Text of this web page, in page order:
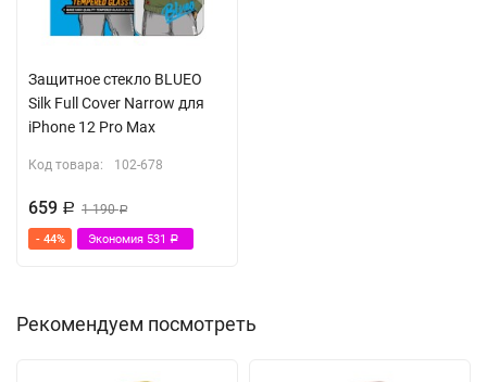
Защитное стекло BLUEO
Silk Full Cover Narrow для
iPhone 12 Pro Max
Код товара: 102-678
659 Р 1 190Р
- 44% Экономия 531 Р
Рекомендуем посмотреть